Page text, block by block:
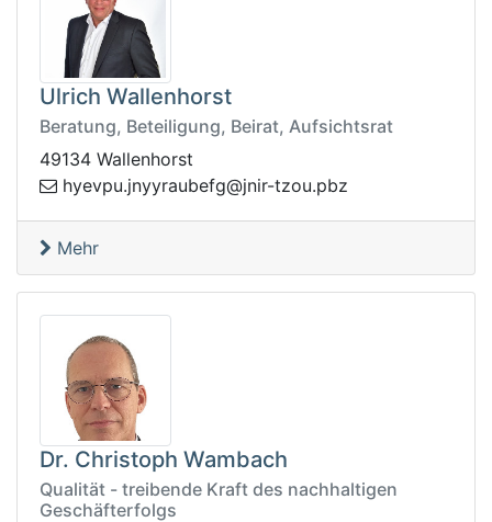
Ulrich Wallenhorst
Beratung, Beteiligung, Beirat, Aufsichtsrat
49134 Wallenhorst
zbp.uozt-rinj@g
febuaryynj.upveyh
Mehr
Dr. Christoph Wambach
Qualität - treibende Kraft des nachhaltigen
Geschäfterfolgs